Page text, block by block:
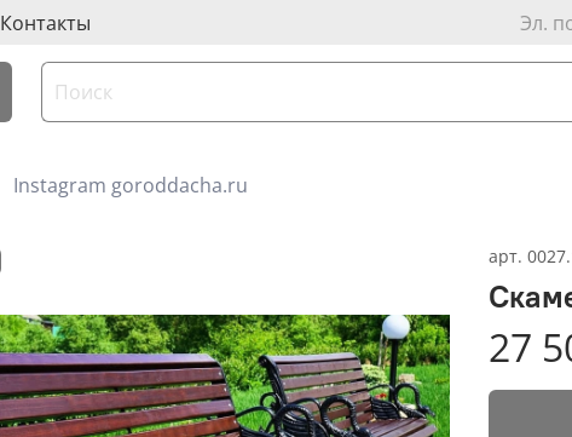
Контакты Эл.
Instagram goroddacha.ru
арт.
27